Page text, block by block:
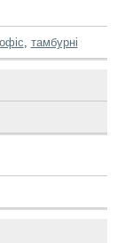
, тамбурні